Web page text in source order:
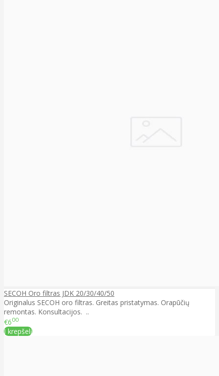
SECOH Oro filtras JDK 20/30/40/50
Originalus SECOH oro filtras. Greitas pristatymas. Orapūčių
remontas. Konsultacijos. ..
€600
Į krepšelį